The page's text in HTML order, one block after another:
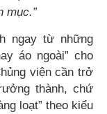
mục.”
ngay từ những
áo ngoài” cho
viện cần trở
thành, chứ
loạt” theo kiểu